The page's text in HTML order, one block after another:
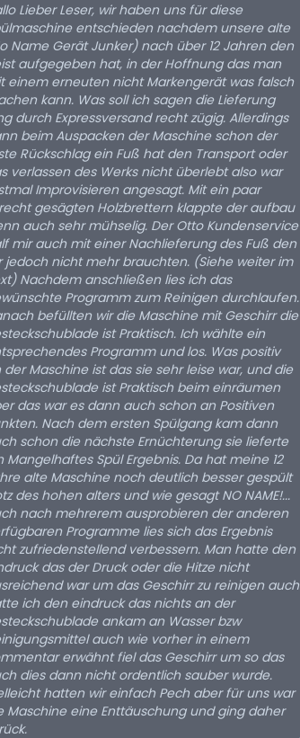
Leser, wir haben uns für diese
entschieden nachdem unsere alte
Name Gerät Junker) nach über 12 Jahren den
aufgegeben hat, in der Hoffnung das man
einem erneuten nicht Markengerät was falsch
kann. Was soll ich sagen die Lieferung
durch Expressversand recht zügig. Allerdings
beim Auspacken der Maschine schon der
Rückschlag ein Fuß hat den Transport oder
verlassen des Werks nicht überlebt also war
Improvisieren angesagt. Mit ein paar
gesägten Holzbrettern klappte der aufbau
auch sehr mühselig. Der Otto Kundenservice
mir auch mit einer Nachlieferung des Fuß den
jedoch nicht mehr brauchten. (Siehe weiter im
Nachdem anschließen lies ich das
Programm zum Reinigen durchlaufen.
befüllten wir die Maschine mit Geschirr die
ist Praktisch. Ich wählte ein
Programm und los. Was positiv
der Maschine ist das sie sehr leise war, und die
ist Praktisch beim einräumen
das war es dann auch schon an Positiven
Nach dem ersten Spülgang kam dann
schon die nächste Ernüchterung sie lieferte
Mangelhaftes Spül Ergebnis. Da hat meine 12
alte Maschine noch deutlich besser gespült
des hohen alters und wie gesagt NO NAME!...
nach mehrerem ausprobieren der anderen
Programme lies sich das Ergebnis
zufriedenstellend verbessern. Man hatte den
das der Druck oder die Hitze nicht
war um das Geschirr zu reinigen auch
ich den eindruck das nichts an der
ankam an Wasser bzw
auch wie vorher in einem
erwähnt fiel das Geschirr um so das
dies dann nicht ordentlich sauber wurde.
hatten wir einfach Pech aber für uns war
Maschine eine Enttäuschung und ging daher